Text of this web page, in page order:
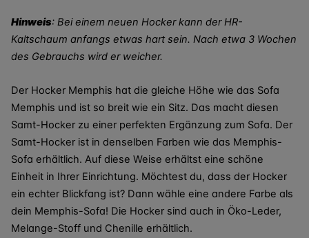
Hinweis: Bei einem neuen Hocker kann der HR-
Kaltschaum anfangs etwas hart sein. Nach etwa 3 Wochen
des Gebrauchs wird er weicher.
Der Hocker Memphis hat die gleiche Höhe wie das Sofa
Memphis und ist so breit wie ein Sitz. Das macht diesen
Samt-Hocker zu einer perfekten Ergänzung zum Sofa. Der
Samt-Hocker ist in denselben Farben wie das Memphis-
Sofa erhältlich. Auf diese Weise erhältst eine schöne
Einheit in Ihrer Einrichtung. Möchtest du, dass der Hocker
ein echter Blickfang ist? Dann wähle eine andere Farbe als
dein Memphis-Sofa! Die Hocker sind auch in Öko-Leder,
Melange-Stoff und Chenille erhältlich.